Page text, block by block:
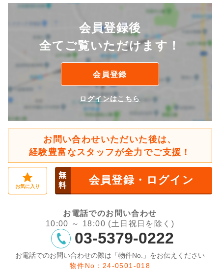
会員登録後
全てご覧いただけます！
会員登録
ログインはこちら
お問い合わせいただいた後は、
経験豊富なスタッフが全力でご支援！
お気に入り
無
料
会員登録・ログイン
お電話でのお問い合わせ
10:00 ～ 18:00 (土日祝日を除く)
03-5379-0222
お電話でのお問い合わせの際は「物件No.」をお伝えください
物件No：24-0501-018